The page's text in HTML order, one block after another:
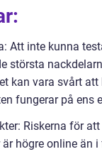
Att inte kunna
största
kan vara svårt
fungerar på ens
Riskerna för
högre online än